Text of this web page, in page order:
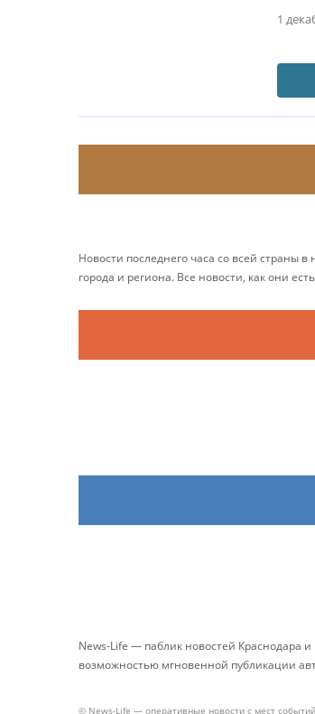
1
Новости последнего часа со всей
города и региона. Все новости, как они
News-Life — паблик новостей Краснодара
возможностью мгновенной публикации
© News-Life — оперативные новости с мест